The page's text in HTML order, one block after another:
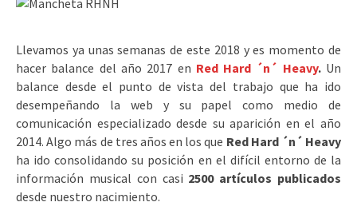
Llevamos ya unas semanas de este 2018 y es momento de
hacer balance del año 2017 en Red Hard ´n´ Heavy.Un
balance desde el punto de vista del trabajo que ha ido
desempeñando la web y su papel como medio de
comunicación especializado desde su aparición en el año
2014. Algo más de tres años en los que Red Hard ´n´ Heavy
ha ido consolidando su posición en el difícil entorno de la
información musical con casi 2500 artículos publicados
desde nuestro nacimiento.